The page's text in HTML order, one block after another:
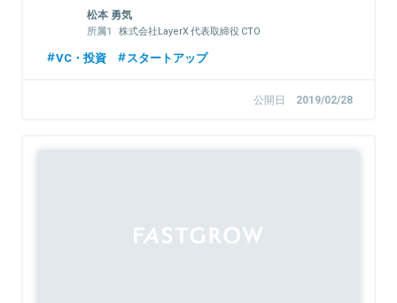
松本 勇気
株式会社LayerX 代表取締役 CTO
式会社 取締役
VC・投資 スタートアップ
公開日 2019/02/28